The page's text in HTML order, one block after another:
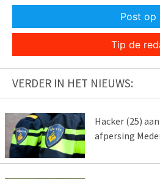
Post op
Tip de
VERDER IN HET NIEUWS:
Hacker (25)
afpersing